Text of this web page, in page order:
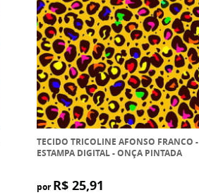
TECIDO TRICOLINE AFONSO FRANCO -
ESTAMPA DIGITAL - ONÇA PINTADA
por R$ 25,91